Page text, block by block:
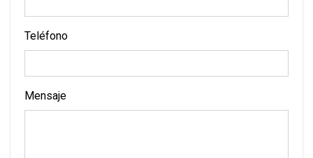
Teléfono
Mensaje